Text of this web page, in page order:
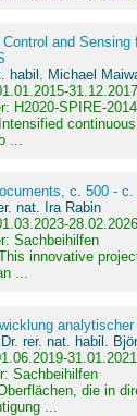
Control and
habil. Michael
31.12.2017
H2020-SPIRE-2014
Intensified
...
c. 500 - c.
nat. Ira Rabin
28.02.2026
Sachbeihilfen
innovative
...
rer. nat. habil.
31.01.2021
Sachbeihilfen
die in
...